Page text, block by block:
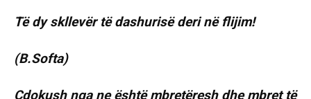
Të dy skllevër të dashurisë deri në flijim!
(B.Softa)
Çdokush nga ne është mbretëresh dhe mbret të